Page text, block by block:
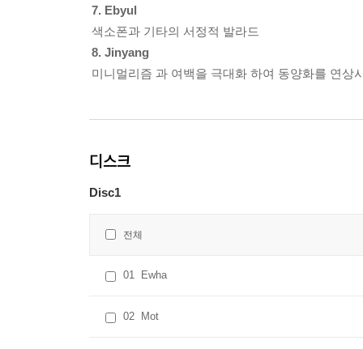
7. Ebyul
색소폰과 기타의 서정적 발라드
8. Jinyang
미니멀리즘 과 여백을 극대화 하여 동양화를 연
디스크
Disc1
전체
01 Ewha
02 Mot